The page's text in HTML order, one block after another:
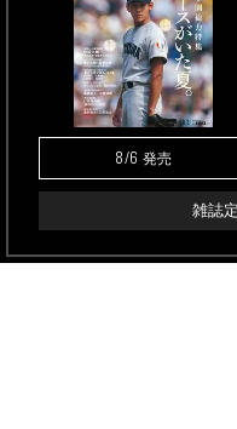
8/6 発売
雑誌